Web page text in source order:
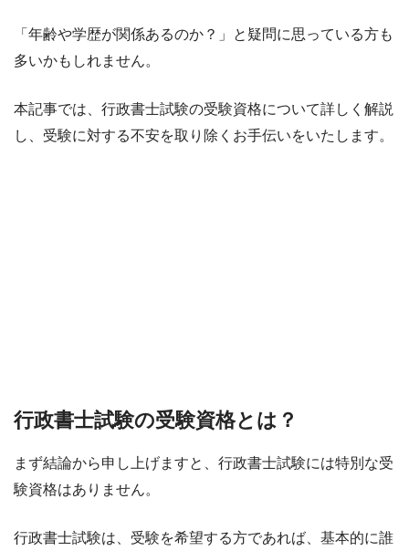
「年齢や学歴が関係あるのか？」と疑問に思っている方も
多いかもしれません。
本記事では、行政書士試験の受験資格について詳しく解説
し、受験に対する不安を取り除くお手伝いをいたします。
行政書士試験の受験資格とは？
まず結論から申し上げますと、行政書士試験には特別な受
験資格はありません。
行政書士試験は、受験を希望する方であれば、基本的に誰